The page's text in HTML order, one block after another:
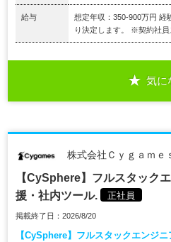
給与
想定年収：350-900万円 経
り決定します。 ※契約社員
気に
株式会社Ｃｙｇａｍｅ
【CySphere】フルスタック
援・社内ツール.
正社員
掲載終了日：2026/8/20
【CySphere】フルスタックエンジ